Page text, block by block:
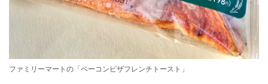
ファミリーマートの「ベーコンピザフレンチトースト」